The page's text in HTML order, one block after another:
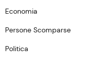
Economia
Persone Scomparse
Politica